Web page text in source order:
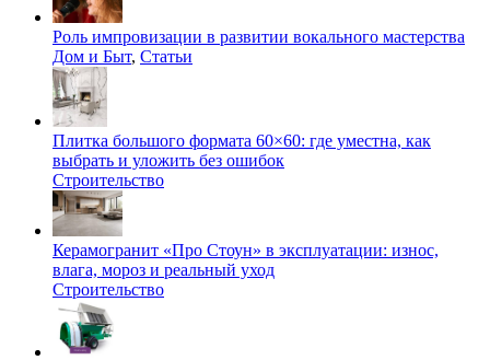
Роль импровизации в развитии вокального мастерства
Дом и Быт, Статьи
Плитка большого формата 60×60: где уместна, как
выбрать и уложить без ошибок
Строительство
Керамогранит «Про Стоун» в эксплуатации: износ,
влага, мороз и реальный уход
Строительство